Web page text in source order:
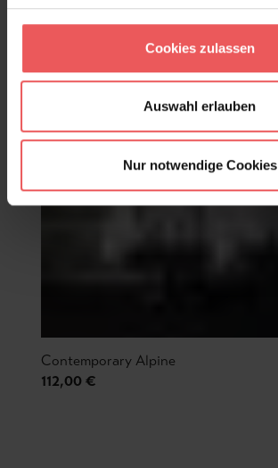
Cookies zulassen
Auswahl erlauben
Nur notwendige Cookies
Contemporary Alpine
112,00 €